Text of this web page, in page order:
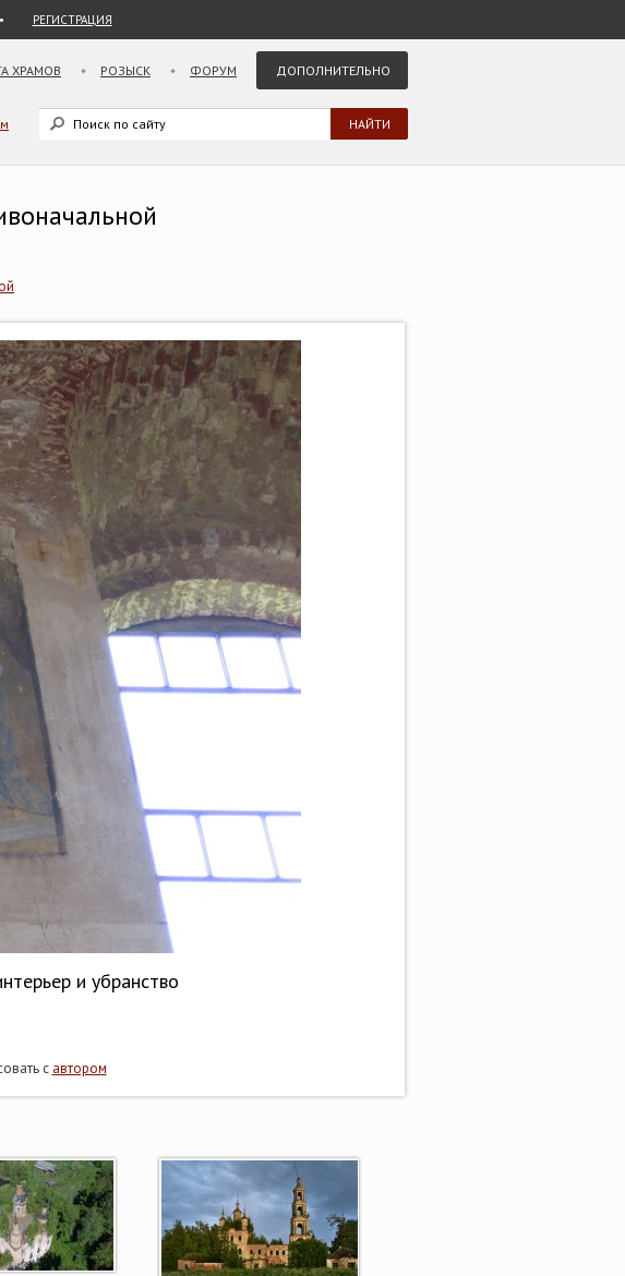
РЕГИСТРАЦИЯ
ХРАМОВ РОЗЫСК ФОРУМ ДОПОЛНИТЕЛЬНО
и убранство
с автором